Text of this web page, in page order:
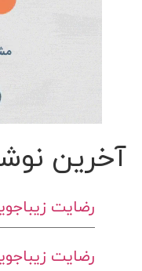
آخرین
رضایت
رضایت